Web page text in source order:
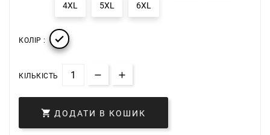
4XL 5XL 6XL
КОЛІР : 
КІЛЬКІСТЬ
 ДОДАТИ В КОШИК